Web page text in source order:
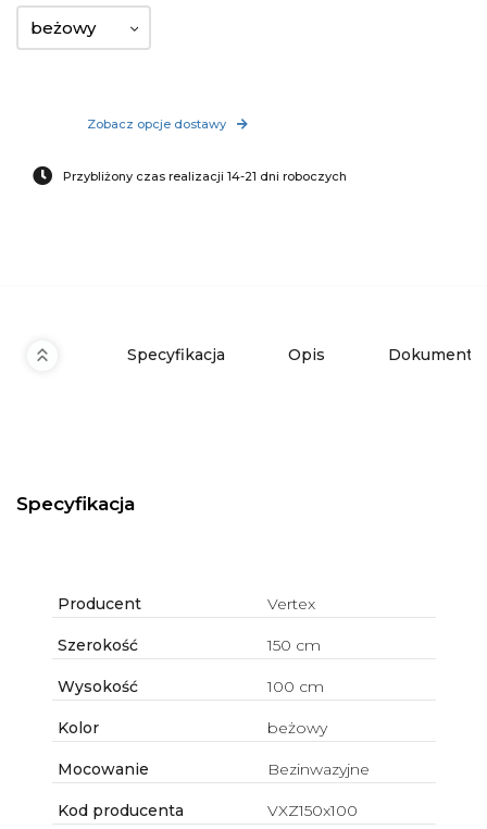
beżowy
Zobacz opcje dostawy
Przybliżony czas realizacji 14-21 dni roboczych
Specyfikacja Opis Dokumenty
Specyfikacja
Producent Vertex
Szerokość 150 cm
Wysokość 100 cm
Kolor beżowy
Mocowanie Bezinwazyjne
Kod producenta VXZ150x100